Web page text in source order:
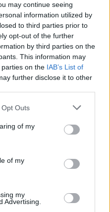
may continue seeing
information utilized by
to third parties prior to
opt-out of the further
by third parties on the
This information may
on the IAB’s List of
further disclose it to other
uses one or more Google
behaviour. You may click to
and its third-party tags to
purposes in below Google
Outs
of my
of my
my
Advertising.
ünnepe,
minden szép és jó,
látható szívekből
a nap minden